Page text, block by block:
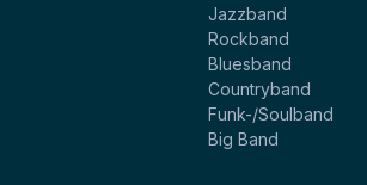
Jazzband
Rockband
Bluesband
Countryband
Funk-/Soulband
Big Band